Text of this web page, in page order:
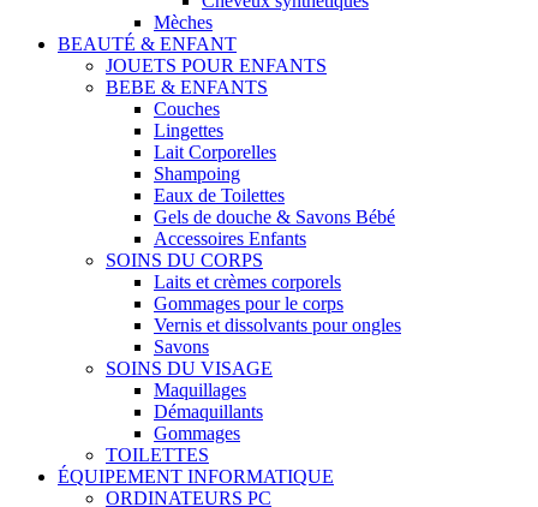
Mèches
BEAUTÉ & ENFANT
JOUETS POUR ENFANTS
BEBE & ENFANTS
Couches
Lingettes
Lait Corporelles
Shampoing
Eaux de Toilettes
Gels de douche & Savons Bébé
Accessoires Enfants
SOINS DU CORPS
Laits et crèmes corporels
Gommages pour le corps
Vernis et dissolvants pour ongles
Savons
SOINS DU VISAGE
Maquillages
Démaquillants
Gommages
TOILETTES
ÉQUIPEMENT INFORMATIQUE
ORDINATEURS PC